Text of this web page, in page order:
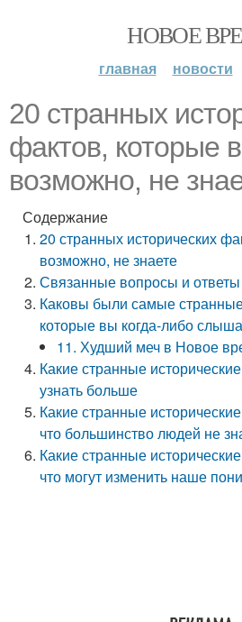
НОВОЕ
главная новости
20 странных
фактов, которые
возможно, не
Содержание
20 странных исторических
возможно, не знаете
Связанные вопросы и ответы
Каковы были самые
которые вы когда-либо
11. Худший меч в Новое
Какие странные
узнать больше
Какие странные
что большинство людей не
Какие странные
что могут изменить наше